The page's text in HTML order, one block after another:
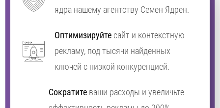
ядра нашему агентству Семен Ядрен.
Оптимизируйте сайт и контекстную
рекламу, под тысячи найденных
ключей с низкой конкуренцией.
Сократите ваши расходы и увеличьте